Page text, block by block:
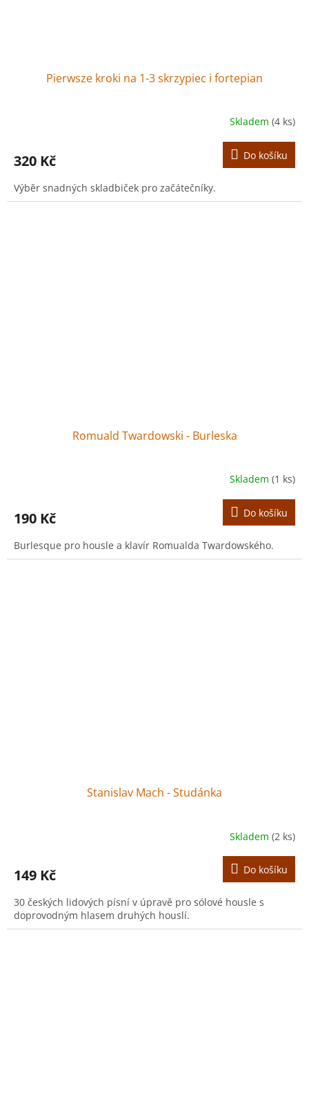
Pierwsze kroki na 1-3 skrzypiec i fortepian
Skladem (4 ks)
320 Kč Do košíku
Výběr snadných skladbiček pro začátečníky.
Romuald Twardowski - Burleska
Skladem (1 ks)
190 Kč Do košíku
Burlesque pro housle a klavír Romualda Twardowského.
Stanislav Mach - Studánka
Skladem (2 ks)
149 Kč Do košíku
30 českých lidových písní v úpravě pro sólové housle s
doprovodným hlasem druhých houslí.